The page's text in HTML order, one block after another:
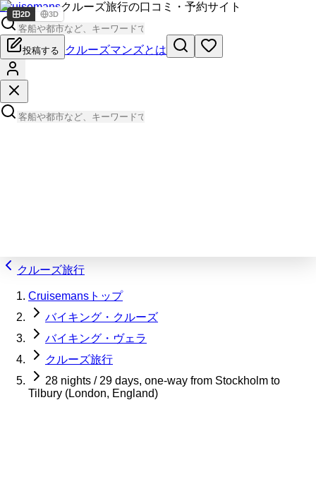
Cruisemansクルーズ旅行の口コミ・予約サイト
投稿する クルーズマンズとは
クルーズ旅行
Cruisemansトップ
バイキング・クルーズ
バイキング・ヴェラ
クルーズ旅行
28 nights / 29 days, one-way from Stockholm to
Tilbury (London, England)
2D 3D